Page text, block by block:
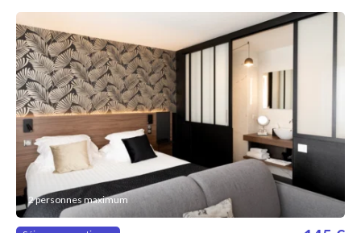
2 personnes maximum